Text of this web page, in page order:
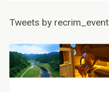
Tweets by recrim_event